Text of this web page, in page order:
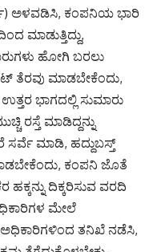
ಅಳವಡಿಸಿ, ಕಂಪನಿಯ ಭಾರಿ
ಮಾಡುತ್ತಿದ್ದು,
ಹೋಗಿ ಬರಲು
ತೆರವು ಮಾಡಬೇಕೆಂದು,
ಭಾಗದಲ್ಲಿ ಸುಮಾರು
ರಸ್ತೆ ಮಾಡಿದ್ದನ್ನು
ಸರ್ವೆ ಮಾಡಿ, ಹದ್ದುಬಸ್ತ್
ಕಂಪನಿ ಜೊತೆ
ದಿಕ್ಕರಿಸುವ ವರದಿ
ಮೇಲೆ
ತನಿಖೆ ನಡೆಸಿ,